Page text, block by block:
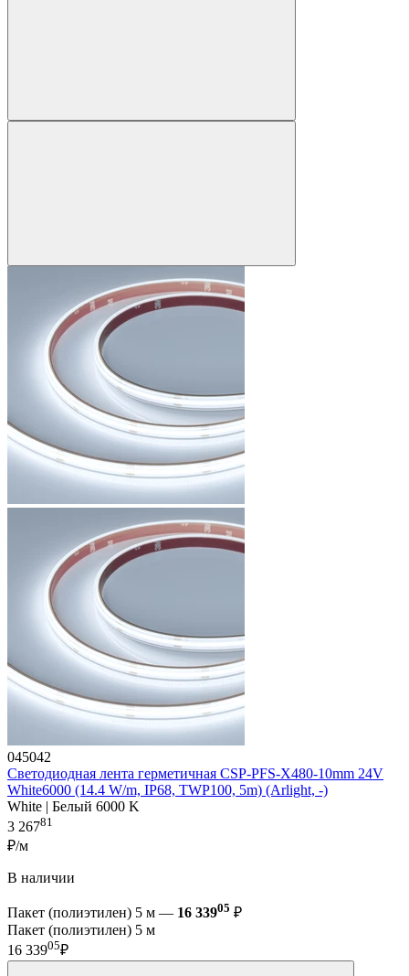
045042
Светодиодная лента герметичная CSP-PFS-X480-10mm 24V
White6000 (14.4 W/m, IP68, TWP100, 5m) (Arlight, -)
White | Белый 6000 K
3 26781
₽/м
В наличии
Пакет (полиэтилен) 5 м — 16 33905 ₽
Пакет (полиэтилен) 5 м
16 33905₽